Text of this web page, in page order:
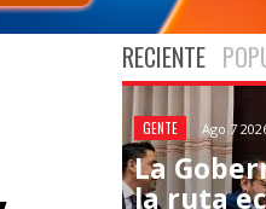
RECIENTE
GENTE Ago 7
La
la ruta